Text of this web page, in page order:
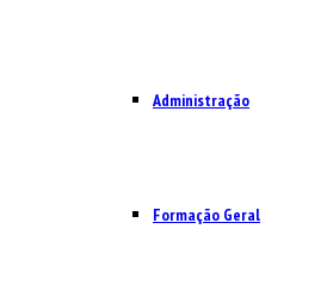
Administração
Formação Geral